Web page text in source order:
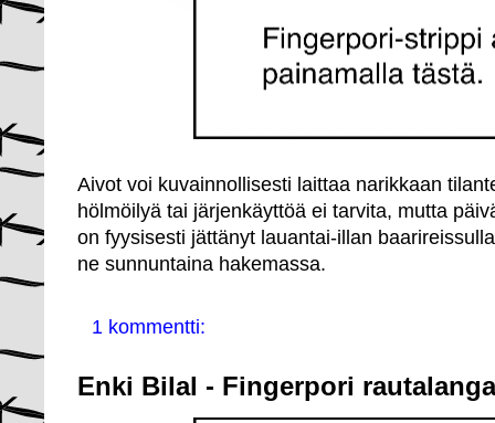
Aivot voi kuvainnollisesti laittaa narikkaan
hölmöilyä tai järjenkäyttöä ei tarvita, mutta
on fyysisesti jättänyt lauantai-illan
ne sunnuntaina hakemassa.
1 kommentti:
Enki Bilal - Fingerpori